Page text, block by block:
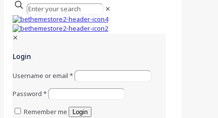
✕
✕
Login
Username or email*
Password*
Remember me
Login